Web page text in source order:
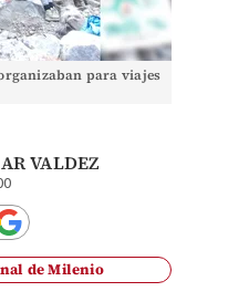
para viajes
VALDEZ
de Milenio